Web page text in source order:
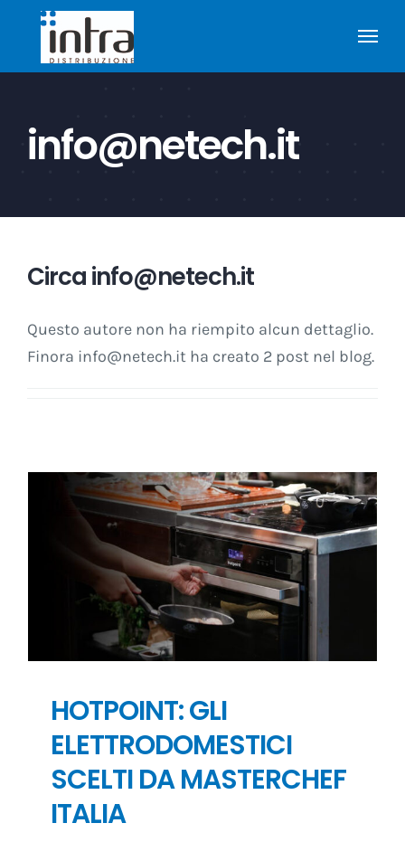
contenuto
info@netech.it
Circainfo@netech.it
Questo autore non ha riempito alcun dettaglio.
Finora info@netech.it ha creato 2 post nel blog.
HOTPOINT: GLI
ELETTRODOMESTICI
SCELTI DA MASTERCHEF
ITALIA